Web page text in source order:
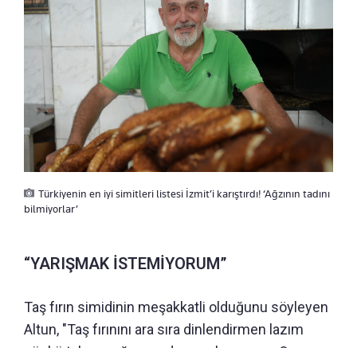
Türkiyenin en iyi simitleri listesi İzmit’i karıştırdı! ‘Ağzının tadını
bilmiyorlar’
“YARIŞMAK İSTEMİYORUM”
Taş fırın simidinin meşakkatli olduğunu söyleyen
Altun, "Taş fırınını ara sıra dinlendirmen lazım